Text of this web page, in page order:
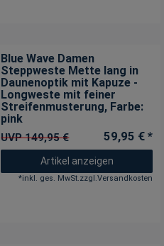
Blue Wave Damen
Steppweste Mette lang in
Daunenoptik mit Kapuze -
Longweste mit feiner
Streifenmusterung, Farbe:
pink
UVP 149,95 € 59,95 € *
Artikel anzeigen
*inkl. ges. MwSt.zzgl.Versandkosten